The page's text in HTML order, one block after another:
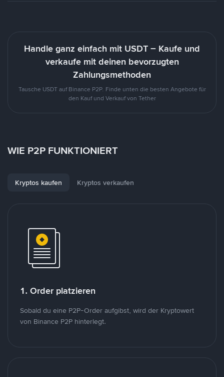
Handle ganz einfach mit USDT – Kaufe und
verkaufe mit deinen bevorzugten
Zahlungsmethoden
Tausche USDT auf Binance P2P. Finde unten die besten Angebote für
den Kauf und Verkauf von Tether
WIE P2P FUNKTIONIERT
Kryptos kaufen Kryptos verkaufen
1. Order platzieren
Sobald du eine P2P-Order aufgibst, wird der Kryptowert
von Binance P2P hinterlegt.